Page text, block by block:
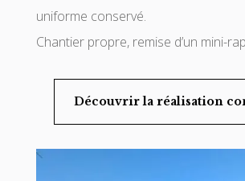
uniforme conservé.
Chantier propre, remise d’un mini-
Découvrir la réalisation